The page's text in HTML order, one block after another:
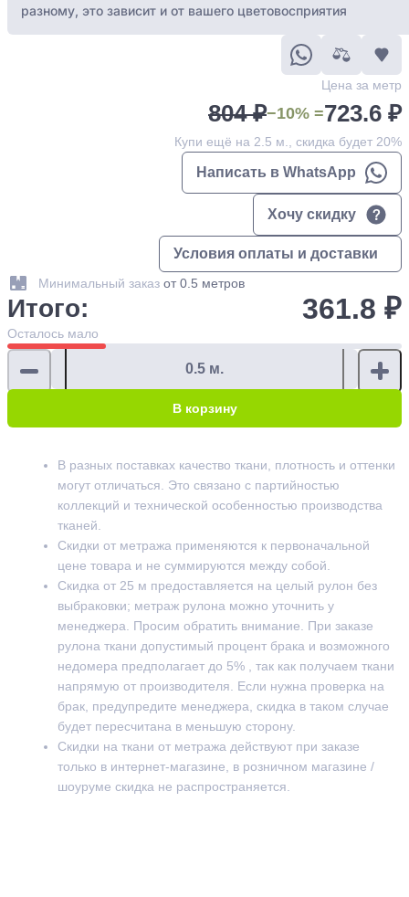
разному, это зависит и от вашего цветовосприятия
Цена за метр
804 ₽−10% =723.6 ₽
Купи ещё на 2.5 м., скидка будет 20%
Написать в WhatsApp
Хочу скидку
Условия оплаты и доставки
Минимальный заказ от 0.5 метров
Итого: 361.8 ₽
Осталось мало
В корзину
В разных поставках качество ткани, плотность и оттенки
могут отличаться. Это связано с партийностью
коллекций и технической особенностью производства
тканей.
Скидки от метража применяются к первоначальной
цене товара и не суммируются между собой.
Скидка от 25 м предоставляется на целый рулон без
выбраковки; метраж рулона можно уточнить у
менеджера. Просим обратить внимание. При заказе
рулона ткани допустимый процент брака и возможного
недомера предполагает до 5% , так как получаем ткани
напрямую от производителя. Если нужна проверка на
брак, предупредите менеджера, скидка в таком случае
будет пересчитана в меньшую сторону.
Скидки на ткани от метража действуют при заказе
только в интернет-магазине, в розничном магазине /
шоуруме скидка не распространяется.